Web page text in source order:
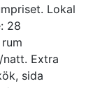
Lokal
28
natt. Extra
sida